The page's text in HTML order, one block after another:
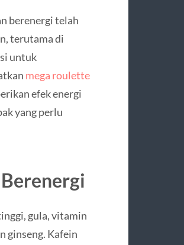
berenergi telah
terutama di
untuk
mega roulette
efek energi
yang perlu
gula, vitamin
ginseng. Kafein